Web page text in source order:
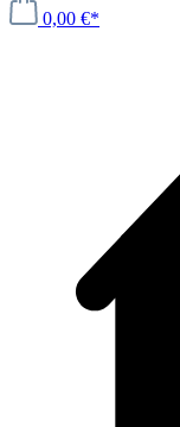
0,00 €*